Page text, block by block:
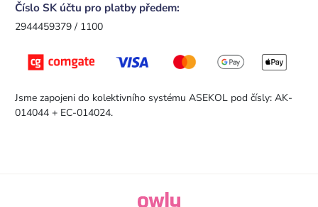
Číslo SK účtu pro platby předem:
2944459379 / 1100
Jsme zapojeni do kolektivního systému ASEKOL pod čísly: AK-
014044 + EC-014024.
owly.digital - Logo